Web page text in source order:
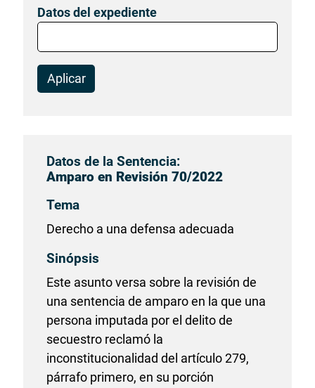
Datos del expediente
Aplicar
Datos de la Sentencia:
Amparo en Revisión 70/2022
Tema
Derecho a una defensa adecuada
Sinópsis
Este asunto versa sobre la revisión de
una sentencia de amparo en la que una
persona imputada por el delito de
secuestro reclamó la
inconstitucionalidad del artículo 279,
párrafo primero, en su porción